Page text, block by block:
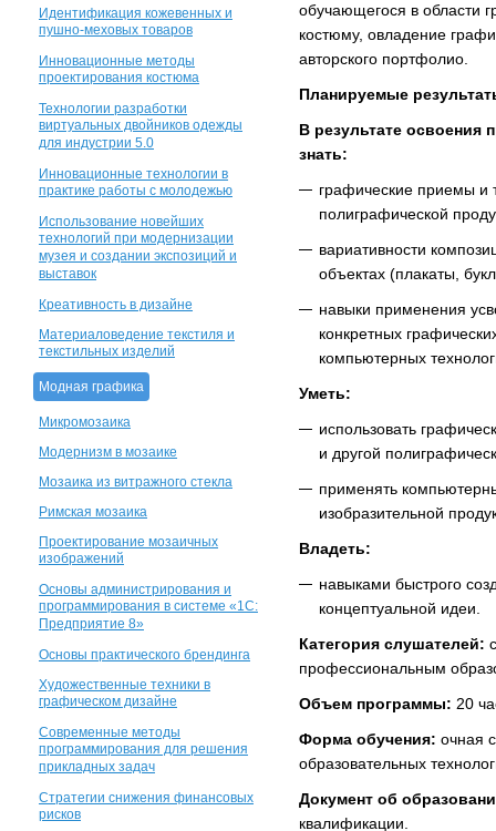
Идентификация кожевенных и
пушно-меховых товаров
Инновационные методы
проектирования костюма
Технологии разработки
виртуальных двойников одежды
для индустрии 5.0
Инновационные технологии в
практике работы с молодежью
Использование новейших
технологий при модернизации
музея и создании экспозиций и
выставок
Креативность в дизайне
Материаловедение текстиля и
текстильных изделий
Модная графика
Микромозаика
Модернизм в мозаике
Мозаика из витражного стекла
Римская мозаика
Проектирование мозаичных
изображений
Основы администрирования и
программирования в системе «1С:
Предприятие 8»
Основы практического брендинга
Художественные техники в
графическом дизайне
Современные методы
программирования для решения
прикладных задач
Стратегии снижения финансовых
рисков
обучающегося в области
костюму, овладение
авторского портфолио.
Планируемые
В результате
знать:
графические приемы и
полиграфической
вариативности
объектах (плакаты,
навыки применения
конкретных
компьютерных
Уметь:
использовать
и другой
применять
изобразительной
Владеть:
навыками быстрого
концептуальной идеи.
Категория слушателей:
профессиональным
Объем программы: 20
Форма обучения: очная
образовательных
Документ об
квалификации.